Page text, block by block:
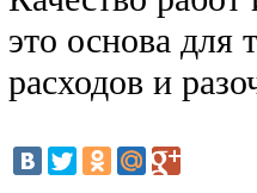
это основа
расходов и